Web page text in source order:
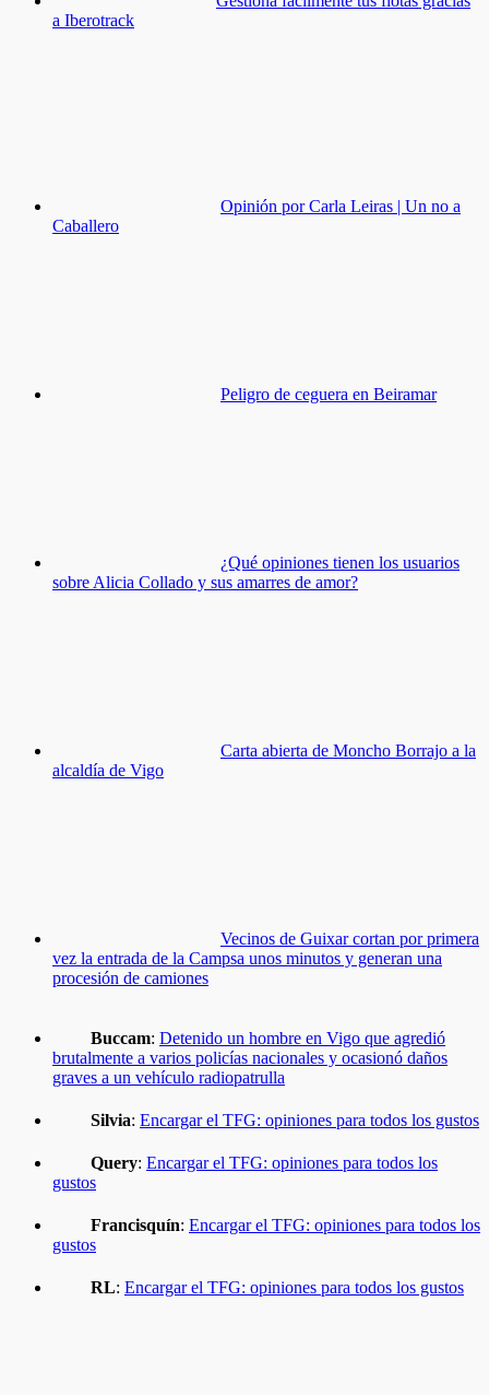
a Iberotrack
Opinión por Carla Leiras | Un no a
Caballero
Peligro de ceguera en Beiramar
¿Qué opiniones tienen los usuarios
sobre Alicia Collado y sus amarres de amor?
Carta abierta de Moncho Borrajo a la
alcaldía de Vigo
Vecinos de Guixar cortan por primera
vez la entrada de la Campsa unos minutos y generan una
procesión de camiones
Buccam: Detenido un hombre en Vigo que agredió
brutalmente a varios policías nacionales y ocasionó daños
graves a un vehículo radiopatrulla
Silvia: Encargar el TFG: opiniones para todos los gustos
Query: Encargar el TFG: opiniones para todos los
gustos
Francisquín: Encargar el TFG: opiniones para todos los
gustos
RL: Encargar el TFG: opiniones para todos los gustos